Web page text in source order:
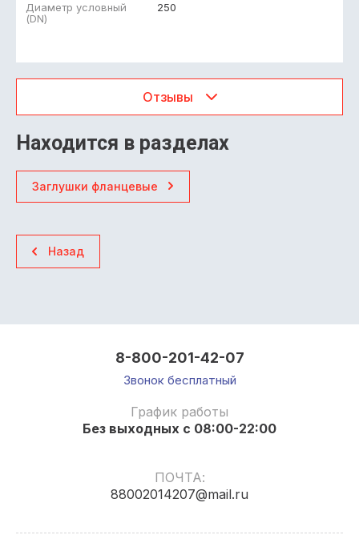
Диаметр условный
(DN)
250
Отзывы
Находится в разделах
Заглушки фланцевые
Назад
8-800-201-42-07
Звонок бесплатный
График работы
Без выходных с 08:00-22:00
ПОЧТА:
88002014207@mail.ru